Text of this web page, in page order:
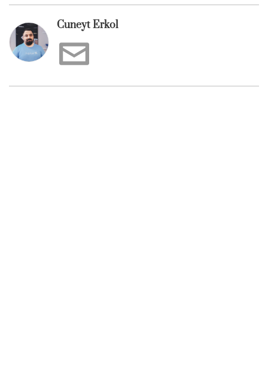
Cuneyt Erkol